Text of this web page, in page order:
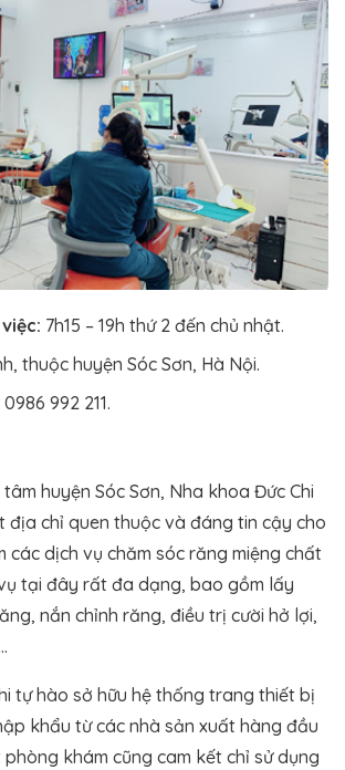
7h15 – 19h thứ 2 đến chủ nhật.
thuộc huyện Sóc Sơn, Hà Nội.
0986 992 211.
huyện Sóc Sơn, Nha khoa Đức Chi
địa chỉ quen thuộc và đáng tin cậy cho
các dịch vụ chăm sóc răng miệng chất
tại đây rất đa dạng, bao gồm lấy
nắn chỉnh răng, điều trị cười hở lợi,
tự hào sở hữu hệ thống trang thiết bị
khẩu từ các nhà sản xuất hàng đầu
khám cũng cam kết chỉ sử dụng